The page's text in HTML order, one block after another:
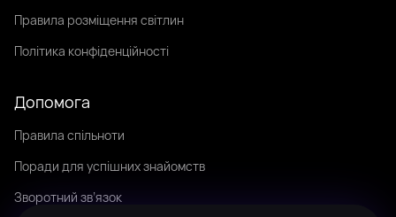
Правила розміщення світлин
Політика конфіденційності
Допомога
Правила спільноти
Поради для успішних знайомств
Зворотний зв’язок